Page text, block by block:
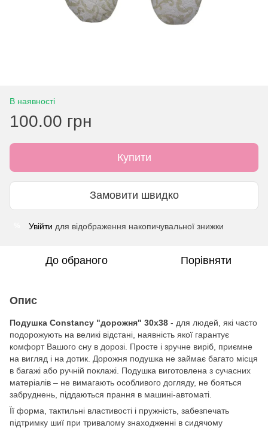
В наявності
100.00 грн
Купити
Замовити швидко
Увійти для відображення накопичувальної знижки
До обраного Порівняти
Опис
Подушка Constancy "дорожня" 30х38 - для людей, які часто
подорожують на великі відстані, наявність якої гарантує
комфорт Вашого сну в дорозі. Просте і зручне виріб, приємне
на вигляд і на дотик. Дорожня подушка не займає багато місця
в багажі або ручній поклажі. Подушка виготовлена з сучасних
матеріалів – не вимагають особливого догляду, не бояться
забруднень, піддаються прання в машині-автоматі.
Її форма, тактильні властивості і пружність, забезпечать
підтримку шиї при тривалому знаходженні в сидячому